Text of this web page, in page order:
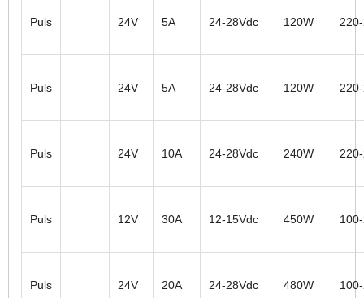
Puls 24V 5A 24-28Vdc 120W
Puls 24V 5A 24-28Vdc 120W
Puls 24V 10A 24-28Vdc 240W
Puls 12V 30A 12-15Vdc 450W
Puls 24V 20A 24-28Vdc 480W